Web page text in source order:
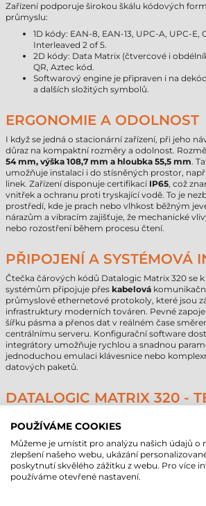
Zařízení podporuje širokou škálu kódových
průmyslu:
1D kódy: EAN-8, EAN-13, UPC-A, UPC-E,
Interleaved 2 of 5.
2D kódy: Data Matrix (čtvercové i
QR, Aztec kód.
Softwarový engine je připraven i na
a dalších složitých symbolů.
ERGONOMIE A ODOLNOST
I když se jedná o stacionární zařízení, při jeho
důraz na kompaktní rozměry a odolnost.
54 mm, výška 108,7 mm a hloubka 55,5 mm.
umožňuje instalaci i do stísněných prostor,
linek. Zařízení disponuje certifikací IP65, což
vnitřek a ochranu proti tryskající vodě. To je
prostředí, kde je prach nebo vlhkost běžným
nárazům a vibracím zajišťuje, že mechanické
nebo rozostření během procesu čtení.
PŘIPOJENÍ A SYSTÉMOVÁ
Čtečka čárových kódů Datalogic Matrix 320 se
systémům připojuje přes kabelová
průmyslové ethernetové protokoly, které jsou
infrastruktury moderních továren. Pevné
šířku pásma a přenos dat v reálném čase
centrálnímu serveru. Konfigurační software
integrátory umožňuje rychlou a snadnou
jednoduchou emulaci klávesnice nebo
datových paketů.
DATALOGIC MATRIX 320 -
Značka
Model
Matrix
Technologie čtení
2D
Komunikace
POUŽÍVÁME COOKIES
Můžeme je umístit pro analýzu našich údajů o
zlepšení našeho webu, ukázání
poskytnutí skvělého zážitku z webu. Pro více
používáme otevřené nastavení.